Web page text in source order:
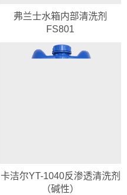
弗兰士水箱内部清洗剂
FS801
卡洁尔YT-1040反渗透清洗剂
（碱性）